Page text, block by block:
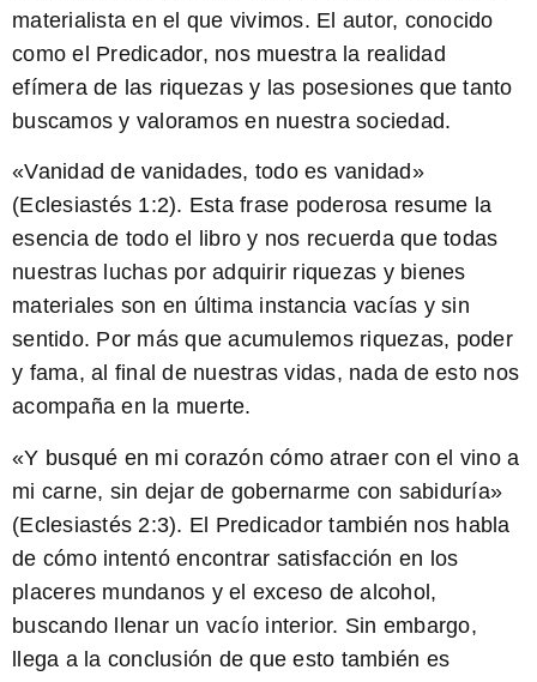
materialista en el que vivimos. El autor, conocido
como el Predicador, nos muestra la realidad
efímera de las riquezas y las posesiones que tanto
buscamos y valoramos en nuestra sociedad.
«Vanidad de vanidades, todo es vanidad»
(Eclesiastés 1:2). Esta frase poderosa resume la
esencia de todo el libro y nos recuerda que todas
nuestras luchas por adquirir riquezas y bienes
materiales son en última instancia vacías y sin
sentido. Por más que acumulemos riquezas, poder
y fama, al final de nuestras vidas, nada de esto nos
acompaña en la muerte.
«Y busqué en mi corazón cómo atraer con el vino a
mi carne, sin dejar de gobernarme con sabiduría»
(Eclesiastés 2:3). El Predicador también nos habla
de cómo intentó encontrar satisfacción en los
placeres mundanos y el exceso de alcohol,
buscando llenar un vacío interior. Sin embargo,
llega a la conclusión de que esto también es